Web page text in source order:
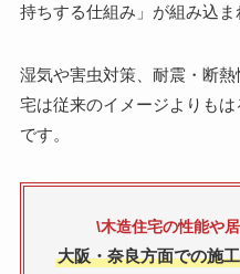
持ちする仕組み」が組み込ま
湿気や害虫対策、耐震・断
宅は従来のイメージよりも
です。
\木造住宅の性能や
大阪・奈良方面での施